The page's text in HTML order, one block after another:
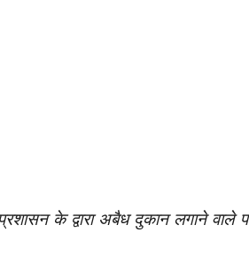
के द्वारा अबैध दुकान लगाने वाले